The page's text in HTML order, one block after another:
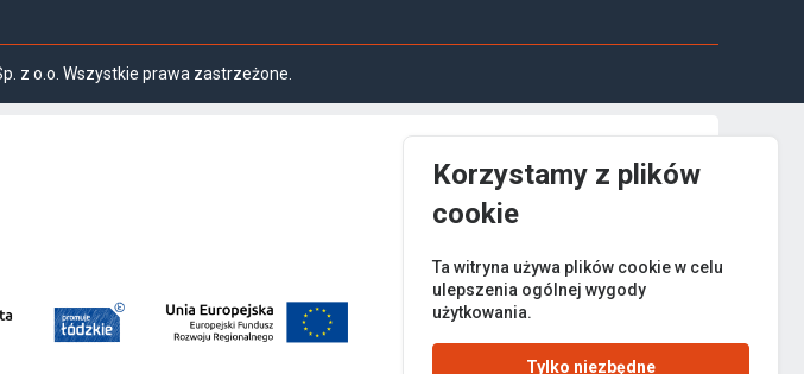
z o.o. Wszystkie prawa zastrzeżone.
Korzystamy z plików
cookie
Ta witryna używa plików cookie w celu
ulepszenia ogólnej wygody
użytkowania.
Tylko niezbędne